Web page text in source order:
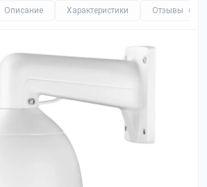
Описание Характеристики Отзывы